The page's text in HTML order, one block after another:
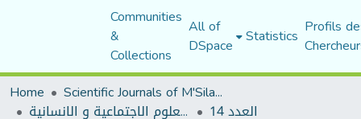
Communities
&
Collections
All of
DSpace Statistics Profils
Home
Scientific Journals of M'Sila University
مجلة العلوم الاجتماعية و الانسانية العدد 14